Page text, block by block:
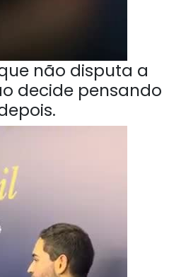
não disputa a
decide pensando